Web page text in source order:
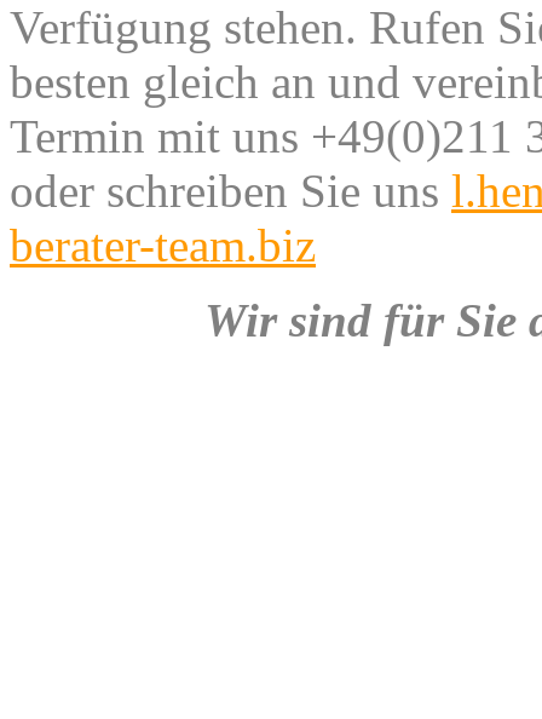
Verfügung stehen. Rufen
besten gleich an und
Termin mit uns +49(0)211
oder schreiben Sie uns
berater-team.biz
Wir sind für Sie